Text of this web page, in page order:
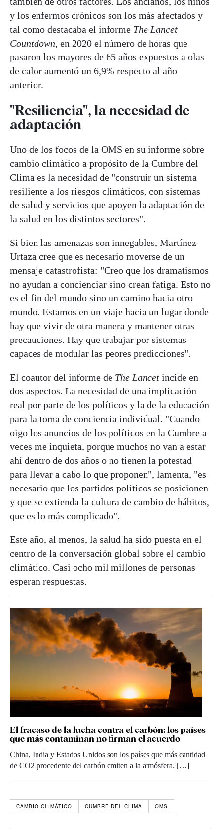
y los enfermos crónicos son los más afectados y
tal como destacaba el informe The Lancet
Countdown, en 2020 el número de horas que
pasaron los mayores de 65 años expuestos a olas
de calor aumentó un 6,9% respecto al año
anterior.
"Resiliencia", la necesidad de
adaptación
Uno de los focos de la OMS en su informe sobre
cambio climático a propósito de la Cumbre del
Clima es la necesidad de "construir un sistema
resiliente a los riesgos climáticos, con sistemas
de salud y servicios que apoyen la adaptación de
la salud en los distintos sectores".
Si bien las amenazas son innegables, Martínez-
Urtaza cree que es necesario moverse de un
mensaje catastrofista: "Creo que los dramatismos
no ayudan a concienciar sino crean fatiga. Esto no
es el fin del mundo sino un camino hacia otro
mundo. Estamos en un viaje hacia un lugar donde
hay que vivir de otra manera y mantener otras
precauciones. Hay que trabajar por sistemas
capaces de modular las peores predicciones".
El coautor del informe de The Lancet incide en
dos aspectos. La necesidad de una implicación
real por parte de los políticos y la de la educación
para la toma de conciencia individual. "Cuando
oigo los anuncios de los políticos en la Cumbre a
veces me inquieta, porque muchos no van a estar
ahí dentro de dos años o no tienen la potestad
para llevar a cabo lo que proponen", lamenta, "es
necesario que los partidos políticos se posicionen
y que se extienda la cultura de cambio de hábitos,
que es lo más complicado".
Este año, al menos, la salud ha sido puesta en el
centro de la conversación global sobre el cambio
climático. Casi ocho mil millones de personas
esperan respuestas.
El fracaso de la lucha contra el carbón: los países
que más contaminan no firman el acuerdo
China, India y Estados Unidos son los países que más cantidad
de CO2 procedente del carbón emiten a la atmósfera. […]
CAMBIO CLIMÁTICO CUMBRE DEL CLIMA OMS